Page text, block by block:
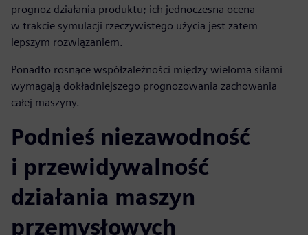
prognoz działania produktu; ich jednoczesna ocena
w trakcie symulacji rzeczywistego użycia jest zatem
lepszym rozwiązaniem.
Ponadto rosnące współzależności między wieloma siłami
wymagają dokładniejszego prognozowania zachowania
całej maszyny.
Podnieś niezawodność
i przewidywalność
działania maszyn
przemysłowych